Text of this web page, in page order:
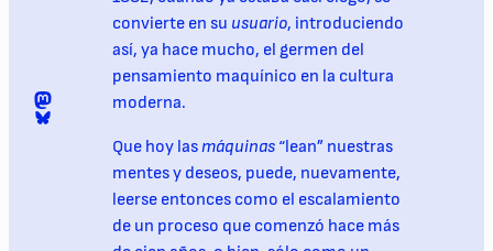
Mastodon
@digomezvenegas.bsky.social
convierte en su usuario, introduciendo
así, ya hace mucho, el germen del
pensamiento maquínico en la cultura
moderna.
Que hoy lasmáquinas “lean” nuestras
mentes y deseos, puede, nuevamente,
leerse entonces como el escalamiento
de un proceso que comenzó hace más